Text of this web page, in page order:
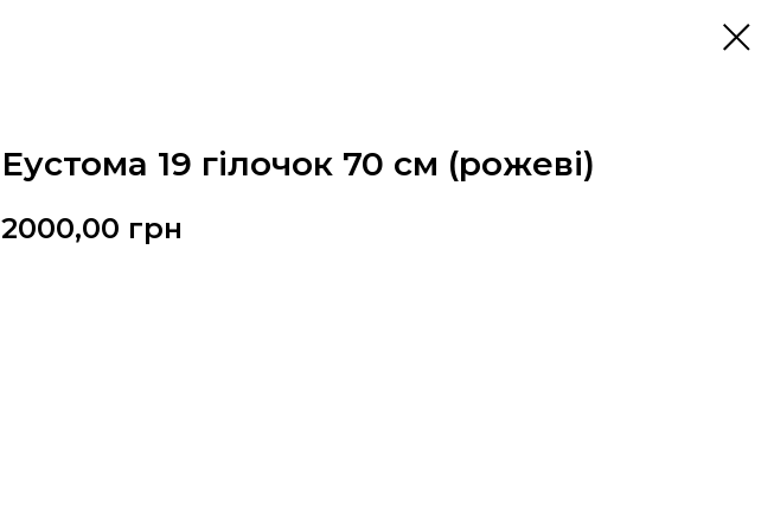
Еустома 19 гілочок 70 см (рожеві)
2000,00 грн